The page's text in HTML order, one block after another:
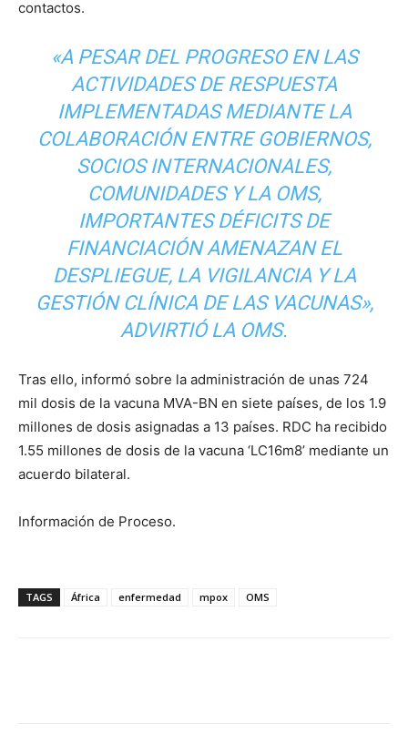
contactos.
«A PESAR DEL PROGRESO EN LAS
ACTIVIDADES DE RESPUESTA
IMPLEMENTADAS MEDIANTE LA
COLABORACIÓN ENTRE GOBIERNOS,
SOCIOS INTERNACIONALES,
COMUNIDADES Y LA OMS,
IMPORTANTES DÉFICITS DE
FINANCIACIÓN AMENAZAN EL
DESPLIEGUE, LA VIGILANCIA Y LA
GESTIÓN CLÍNICA DE LAS VACUNAS»,
ADVIRTIÓ LA OMS.
Tras ello, informó sobre la administración de unas 724
mil dosis de la vacuna MVA-BN en siete países, de los 1.9
millones de dosis asignadas a 13 países. RDC ha recibido
1.55 millones de dosis de la vacuna ‘LC16m8’ mediante un
acuerdo bilateral.
Información de Proceso.
TAGS África enfermedad mpox OMS